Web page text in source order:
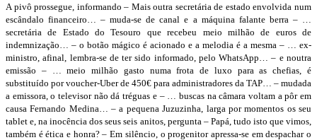
A pivô prossegue, informando – Mais outra secretária de estado envolvida num
escândalo financeiro… – muda-se de canal e a máquina falante berra – …
secretária de Estado do Tesouro que recebeu meio milhão de euros de
indemnização… – o botão mágico é acionado e a melodia é a mesma – … ex-
ministro, afinal, lembra-se de ter sido informado, pelo WhatsApp… – e noutra
emissão – … meio milhão gasto numa frota de luxo para as chefias, é
substituído por voucher-Uber de 450€ para administradores da TAP… – mudada
a emissora, o televisor não dá tréguas e – … buscas na câmara voltam a pôr em
causa Fernando Medina… – a pequena Juzuzinha, larga por momentos os seu
tablet e, na inocência dos seus seis anitos, pergunta – Papá, tudo isto que vimos,
também é ética e honra? – Em silêncio, o progenitor apressa-se em despachar o